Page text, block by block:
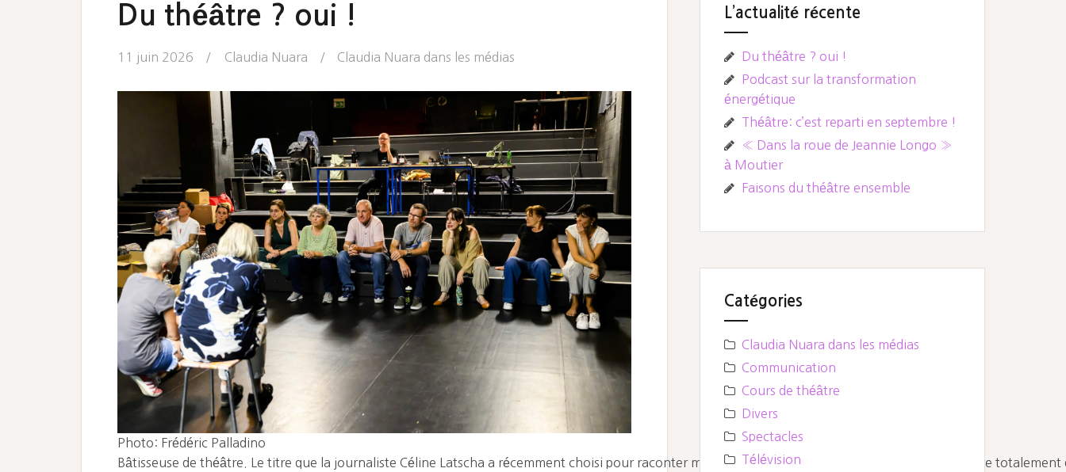
Du théâtre ? oui !
11 juin 2026 Claudia Nuara Claudia Nuara dans les médias
Photo: Frédéric Palladino
Bâtisseuse de théâtre. Le titre que la journaliste Céline Latscha a récemment choisi pour raconter mon travail me touche particulièrement. Cela entre totalement
L’actualité récente
Du théâtre ? oui !
Podcast sur la transformation
énergétique
Théâtre: c’est reparti en septembre !
« Dans la roue de Jeannie Longo »
à Moutier
Faisons du théâtre ensemble
Catégories
Claudia Nuara dans les médias
Communication
Cours de théâtre
Divers
Spectacles
Télévision